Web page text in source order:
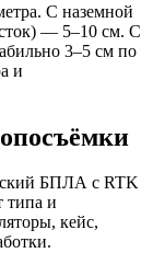
С наземной
— 5–10 см. С
3–5 см по
и
БПЛА с RTK
типа и
кейс,